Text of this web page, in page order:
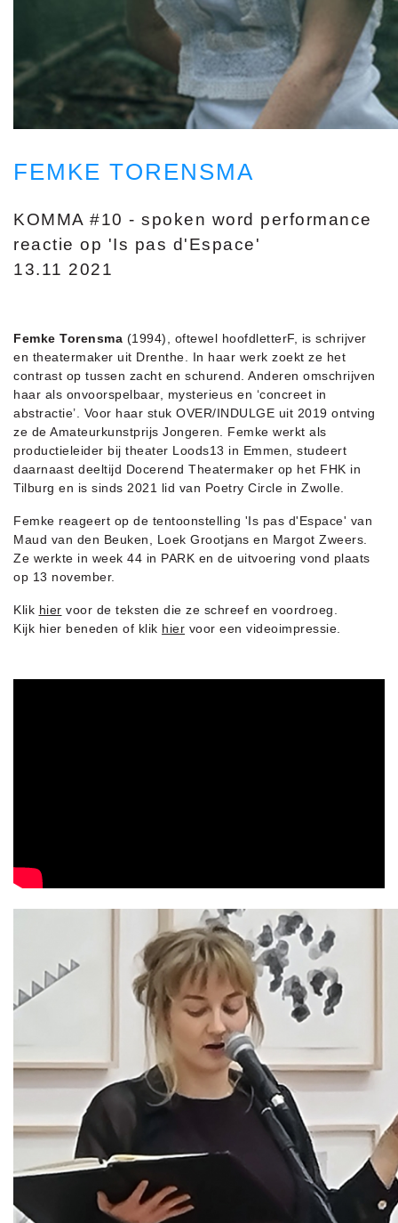
FEMKE TORENSMA
KOMMA #10 - spoken word performance
reactie op 'Is pas d'Espace'
13.11 2021
Femke Torensma (1994), oftewel hoofdletterF, is schrijver
en theatermaker uit Drenthe. In haar werk zoekt ze het
contrast op tussen zacht en schurend. Anderen omschrijven
haar als onvoorspelbaar, mysterieus en ‘concreet in
abstractie’. Voor haar stuk OVER/INDULGE uit 2019 ontving
ze de Amateurkunstprijs Jongeren. Femke werkt als
productieleider bij theater Loods13 in Emmen, studeert
daarnaast deeltijd Docerend Theatermaker op het FHK in
Tilburg en is sinds 2021 lid van Poetry Circle in Zwolle.
Femke reageert op de tentoonstelling 'Is pas d'Espace' van
Maud van den Beuken, Loek Grootjans en Margot Zweers.
Ze werkte in week 44 in PARK en de uitvoering vond plaats
op 13 november.
Klik hier voor de teksten die ze schreef en voordroeg.
Kijk hier beneden of klik hier voor een videoimpressie.